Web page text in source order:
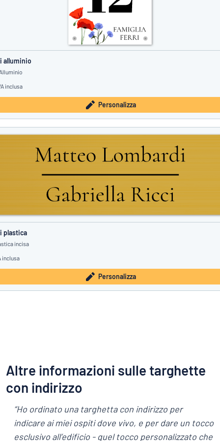
alluminio
inclusa
Personalizza
plastica
incisa
inclusa
Personalizza
Altre informazioni sulle targhette
con indirizzo
“Ho ordinato una targhetta con indirizzo per
indicare ai miei ospiti dove vivo, e per dare un tocco
esclusivo all’edificio - quel tocco personalizzato che